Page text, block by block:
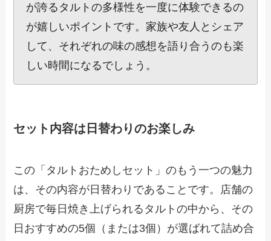
が誇るタルトの多様性を一度に体験できるの
が嬉しいポイントです。家族や友人とシェア
して、それぞれの味の感想を語り合うのも楽
しい時間になるでしょう。
セット内容は日替わりのお楽しみ
この「タルトおためしセット」のもう一つの魅力
は、その内容が日替わりであることです。店舗の
厨房で毎日焼き上げられるタルトの中から、その
日おすすめの5個（または3個）が選ばれて詰め合